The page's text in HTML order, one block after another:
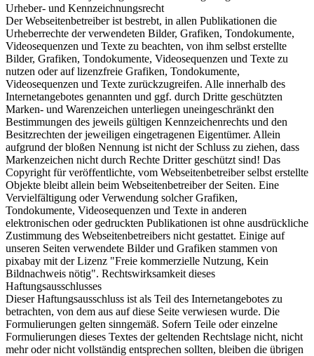
Urheber- und Kennzeichnungsrecht
Der Webseitenbetreiber ist bestrebt, in allen Publikationen die
Urheberrechte der verwendeten Bilder, Grafiken, Tondokumente,
Videosequenzen und Texte zu beachten, von ihm selbst erstellte
Bilder, Grafiken, Tondokumente, Videosequenzen und Texte zu
nutzen oder auf lizenzfreie Grafiken, Tondokumente,
Videosequenzen und Texte zurückzugreifen. Alle innerhalb des
Internetangebotes genannten und ggf. durch Dritte geschützten
Marken- und Warenzeichen unterliegen uneingeschränkt den
Bestimmungen des jeweils gültigen Kennzeichenrechts und den
Besitzrechten der jeweiligen eingetragenen Eigentümer. Allein
aufgrund der bloßen Nennung ist nicht der Schluss zu ziehen, dass
Markenzeichen nicht durch Rechte Dritter geschützt sind! Das
Copyright für veröffentlichte, vom Webseitenbetreiber selbst erstellte
Objekte bleibt allein beim Webseitenbetreiber der Seiten. Eine
Vervielfältigung oder Verwendung solcher Grafiken,
Tondokumente, Videosequenzen und Texte in anderen
elektronischen oder gedruckten Publikationen ist ohne ausdrückliche
Zustimmung des Webseitenbetreibers nicht gestattet. Einige auf
unseren Seiten verwendete Bilder und Grafiken stammen von
pixabay mit der Lizenz "Freie kommerzielle Nutzung, Kein
Bildnachweis nötig". Rechtswirksamkeit dieses
Haftungsausschlusses
Dieser Haftungsausschluss ist als Teil des Internetangebotes zu
betrachten, von dem aus auf diese Seite verwiesen wurde. Die
Formulierungen gelten sinngemäß. Sofern Teile oder einzelne
Formulierungen dieses Textes der geltenden Rechtslage nicht, nicht
mehr oder nicht vollständig entsprechen sollten, bleiben die übrigen